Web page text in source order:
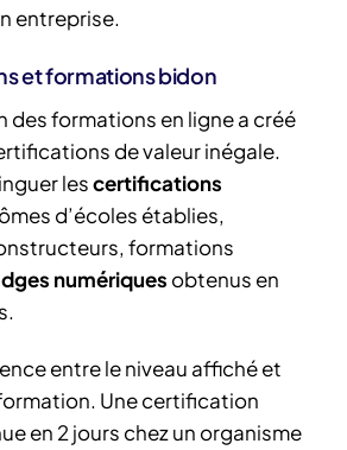
entreprise.
et formations bidon
des formations en ligne a créé
de valeur inégale.
lescertifications
d’écoles établies,
formations
numériques obtenus en
entre le niveau affiché et
Une certification
en 2 jours chez un organisme